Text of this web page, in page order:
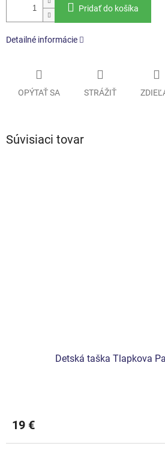
Pridať do košíka
Detailné informácie
OPÝTAŤ SA STRÁŽIŤ
Súvisiaci tovar
Detská taška Tlapkova
19 €